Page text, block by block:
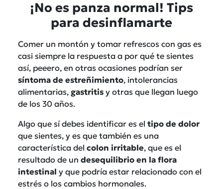
¡No es panza normal! Tips
para desinflamarte
Comer un montón y tomar refrescos con gas es
casi siempre la respuesta a por qué te sientes
así, peeero, en otras ocasiones podrían ser
síntoma de estreñimiento, intolerancias
alimentarias, gastritis y otras que llegan luego
de los 30 años.
Algo que sí debes identificar es el tipo de dolor
que sientes, y es que también es una
característica del colon irritable, que es el
resultado de un desequilibrio en la flora
intestinal y que podría estar relacionado con el
estrés o los cambios hormonales.